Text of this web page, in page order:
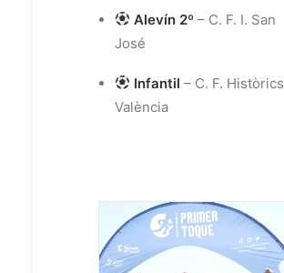
Alevín 2º – C. F. I. San
José
Infantil – C. F. Històrics
València